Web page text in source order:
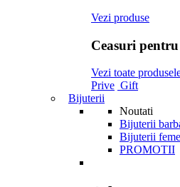
Vezi produse
Ceasuri
Vezi toate
Prive Gift
Bijuterii
Noutati
Bijuterii
Bijuterii
PROMOTII